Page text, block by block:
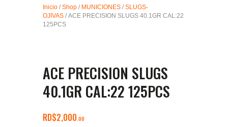
MUNICIONES
SABER TACTICAL
Inicio / Shop / MUNICIONES / SLUGS-
OJIVAS / ACE PRECISION SLUGS 40.1GR CAL:22
125PCS
ACE PRECISION SLUGS
40.1GR CAL:22 125PCS
RD$2,000 00